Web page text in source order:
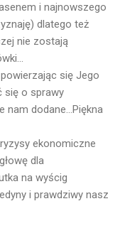
i najnowszego
dlatego też
nie zostają
się Jego
się o sprawy
nam dodane...Piękna
ekonomiczne
dla
na wyścig
i prawdziwy nasz